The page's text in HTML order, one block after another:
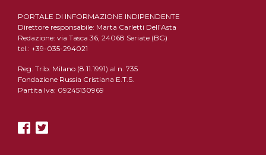
PORTALE DI INFORMAZIONE INDIPENDENTE
Direttore responsabile: Marta Carletti Dell’Asta
Redazione: via Tasca 36, 24068 Seriate (BG)
tel.: +39-035-294021
Reg. Trib. Milano (8.11.1991) al n. 735
Fondazione Russia Cristiana E.T.S.
Partita Iva: 09245130969